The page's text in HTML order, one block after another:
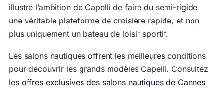
illustre l’ambition de Capelli de faire du semi-rigide
une véritable plateforme de croisière rapide, et non
plus uniquement un bateau de loisir sportif.
Les salons nautiques offrent les meilleures conditions
pour découvrir les grands modèles Capelli. Consultez
les offres exclusives des salons nautiques de Cannes